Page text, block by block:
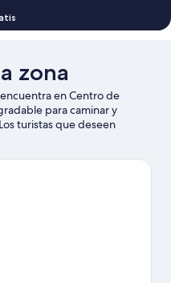
zona
en Centro de
para caminar y
turistas que deseen
a Museo de Arte de Denver,
Station. Asiste a un